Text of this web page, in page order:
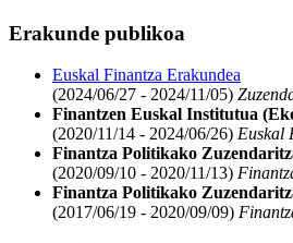
Erakunde publikoa
Euskal Finantza Erakundea
(2024/06/27 - 2024/11/05)
Finantzen Euskal Institutua
(2020/11/14 - 2024/06/26) Euskal
Finantza Politikako
(2020/09/10 - 2020/11/13)
Finantza Politikako
(2017/06/19 - 2020/09/09)